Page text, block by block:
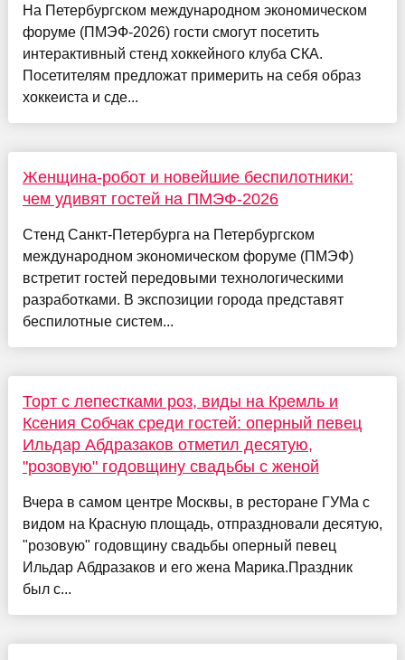
На Петербургском международном экономическом
форуме (ПМЭФ-2026) гости смогут посетить
интерактивный стенд хоккейного клуба СКА.
Посетителям предложат примерить на себя образ
хоккеиста и сде...
Женщина-робот и новейшие беспилотники:
чем удивят гостей на ПМЭФ-2026
Стенд Санкт-Петербурга на Петербургском
международном экономическом форуме (ПМЭФ)
встретит гостей передовыми технологическими
разработками. В экспозиции города представят
беспилотные систем...
Торт с лепестками роз, виды на Кремль и
Ксения Собчак среди гостей: оперный певец
Ильдар Абдразаков отметил десятую,
"розовую" годовщину свадьбы с женой
Вчера в самом центре Москвы, в ресторане ГУМа с
видом на Красную площадь, отпраздновали десятую,
"розовую" годовщину свадьбы оперный певец
Ильдар Абдразаков и его жена Марика.Праздник
был с...